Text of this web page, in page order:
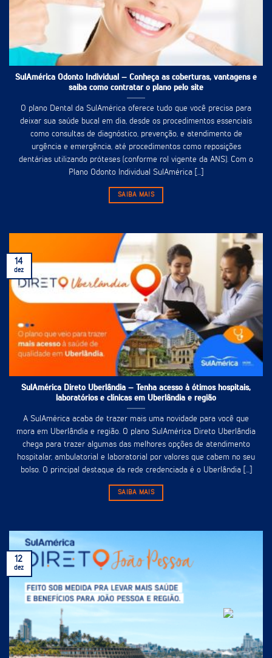
SulAmérica Odonto Individual – Conheça as coberturas, vantagens e
saiba como contratar o plano pelo site
O plano Dental da SulAmérica oferece tudo que você precisa para
deixar sua saúde bucal em dia, desde os procedimentos essenciais
como consultas de diagnóstico, prevenção, e atendimento de
urgência e emergência, até procedimentos como reposições
dentárias utilizando próteses (conforme rol vigente da ANS). Com o
Plano Odonto Individual SulAmérica [...]
SAIBA MAIS
SulAmérica Direto Uberlândia – Tenha acesso à ótimos hospitais,
laboratórios e clínicas em Uberlândia e região
A SulAmérica acaba de trazer mais uma novidade para você que
mora em Uberlândia e região. O plano SulAmérica Direto Uberlândia
chega para trazer algumas das melhores opções de atendimento
hospitalar, ambulatorial e laboratorial por valores que cabem no seu
bolso. O principal destaque da rede credenciada é o Uberlândia [...]
SAIBA MAIS
14
dez
12
dez